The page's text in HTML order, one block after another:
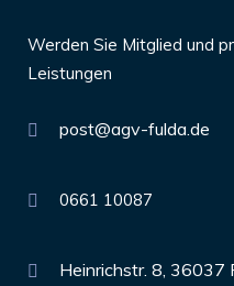
Werden Sie Mitglied und
Leistungen
post@agv-fulda.de
0661 10087
Heinrichstr. 8, 36037